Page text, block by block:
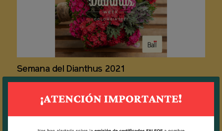
Semana del Dianthus 2021
2021 / 03 / 03